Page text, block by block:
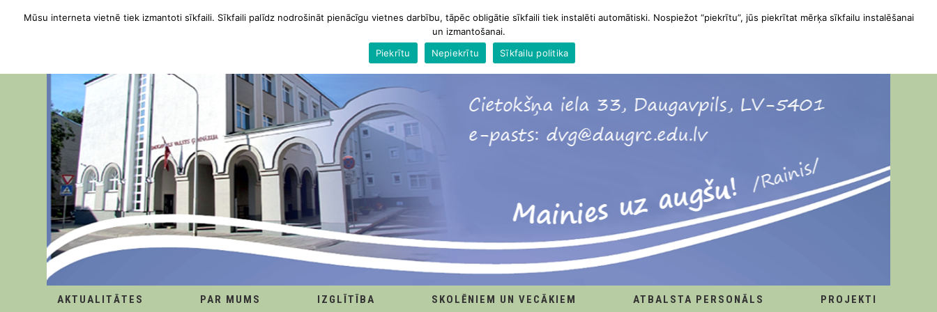
AKTUALITĀTES PAR MUMS IZGLĪTĪBA SKOLĒNIEM UN VECĀKIEM ATBALSTA PERSONĀLS
PROJEKTI
Mūsu interneta vietnē tiek izmantoti sīkfaili. Sīkfaili palīdz nodrošināt pienācīgu vietnes darbību, tāpēc obligātie sīkfaili tiek instalēti automātiski. Nospiežot “piekrītu”, jūs piekrītat mērķa sīkfailu instalēšanai
un izmantošanai.
Piekrītu
Nepiekrītu Sīkfailu politika